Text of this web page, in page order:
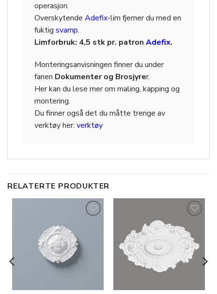
operasjon.
Overskytende Adefix-lim fjerner du med en
fuktig svamp.
Limforbruk: 4,5 stk pr. patron Adefix.
Monteringsanvisningen finner du under
fanen Dokumenter og Brosjyrer.
Her kan du lese mer om maling, kapping og
montering.
Du finner også det du måtte trenge av
verktøy her: verktøy
RELATERTE PRODUKTER
ønskeliste
Legg til
i
ønskeliste